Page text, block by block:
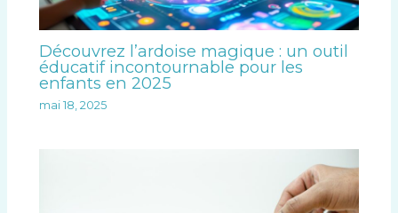
Découvrez l’ardoise magique : un outil
éducatif incontournable pour les
enfants en 2025
mai 18, 2025